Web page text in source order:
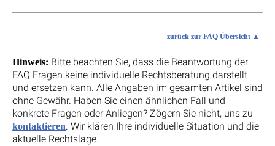
zurück zur FAQ Übersicht
Hinweis: Bitte beachten Sie, dass die Beantwortung der
FAQ Fragen keine individuelle Rechtsberatung darstellt
und ersetzen kann. Alle Angaben im gesamten Artikel sind
ohne Gewähr. Haben Sie einen ähnlichen Fall und
konkrete Fragen oder Anliegen? Zögern Sie nicht, uns zu
kontaktieren. Wir klären Ihre individuelle Situation und die
aktuelle Rechtslage.